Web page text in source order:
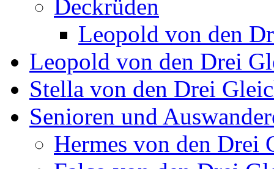
Deckrüden
Leopold von den
Leopold von den Drei
Stella von den Drei
Senioren und
Hermes von den Drei